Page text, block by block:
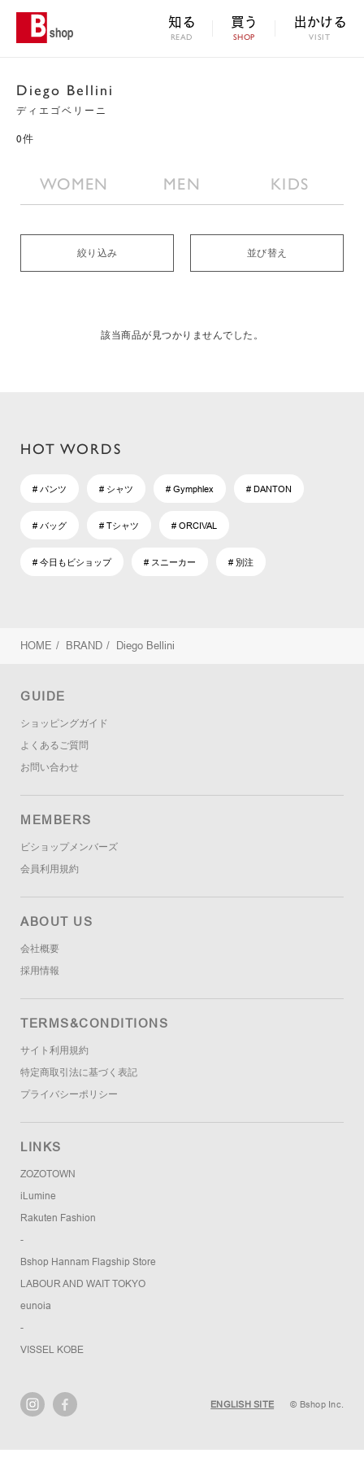
知る
READ
買う
SHOP
出かける
VISIT
Diego Bellini
ディエゴベリーニ
0件
WOMEN MEN KIDS
絞り込み 並び替え
該当商品が見つかりませんでした。
HOT WORDS
# パンツ # シャツ # Gymphlex # DANTON
# バッグ # Tシャツ # ORCIVAL
# 今日もビショップ # スニーカー # 別注
HOME / BRAND / Diego Bellini
GUIDE
ショッピングガイド
よくあるご質問
お問い合わせ
MEMBERS
ビショップメンバーズ
会員利用規約
ABOUT US
会社概要
採用情報
TERMS&CONDITIONS
サイト利用規約
特定商取引法に基づく表記
プライバシーポリシー
LINKS
ZOZOTOWN
iLumine
Rakuten Fashion
-
Bshop Hannam Flagship Store
LABOUR AND WAIT TOKYO
eunoia
-
VISSEL KOBE
ENGLISH SITE © Bshop Inc.